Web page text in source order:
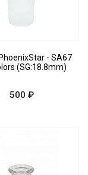
- SA67
(SG:18.8mm)
500 ₽